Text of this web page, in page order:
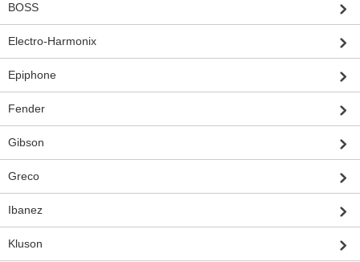
BOSS
Electro-Harmonix
Epiphone
Fender
Gibson
Greco
Ibanez
Kluson